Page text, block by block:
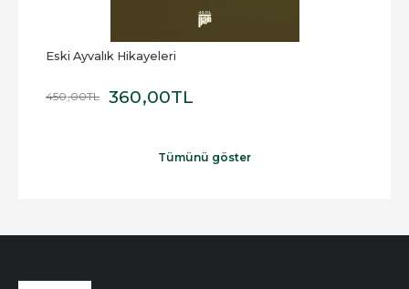
Eski Ayvalık Hikayeleri
450,00TL 360,00TL
Tümünü göster